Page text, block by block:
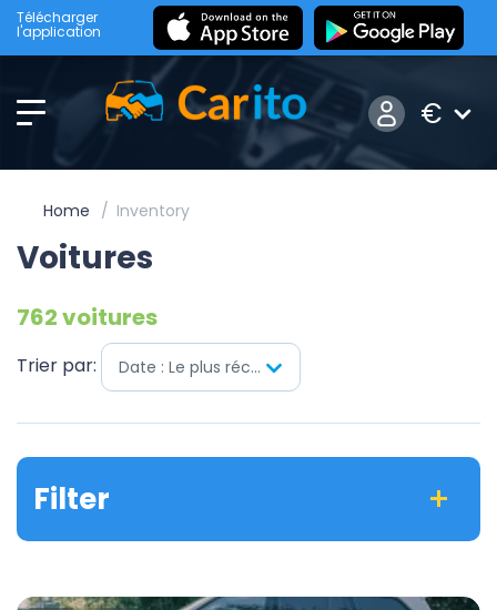
Télécharger
l'application
€
Home Inventory
Voitures
762 voitures
Trier par: Date : Le plus récent en premier
Filter